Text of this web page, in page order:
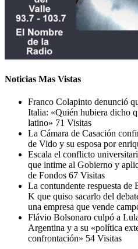
Noticias Mas Vistas
Franco Colapinto denunció
Italia: «Quién hubiera dicho
latino» 71 Visitas
La Cámara de Casación
de Vido y su esposa por
Escala el conflicto
que intime al Gobierno y
de Fondos 67 Visitas
La contundente respuesta de
K que quiso sacarlo del
una empresa que vende
Flávio Bolsonaro culpó a
Argentina y a su «política
confrontación» 54 Visitas